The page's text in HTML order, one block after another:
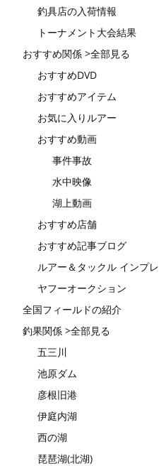
釣具店の入荷情報
トーナメント大会結果
おすすめ関係 >全部見る
おすすめDVD
おすすめアイテム
お気に入りルアー
おすすめ動画
事件事故
水中映像
湖上動画
おすすめ店舗
おすすめ記事ブログ
ルアー＆タックル インプレ
ヤフーオークション
全国フィールドの紹介
釣果関係 >全部見る
五三川
池原ダム
彦根旧港
伊庭内湖
西の湖
琵琶湖(北湖)